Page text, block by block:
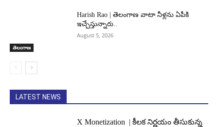
తెలంగాణ
Harish Rao | తెలంగాణ వాటా నీళ్లను ఏపీకి
ఇచ్చేస్తున్నారు..
August 5, 2026
LATEST NEWS
X Monetization | కీలక నిర్ణయం తీసుకున్న